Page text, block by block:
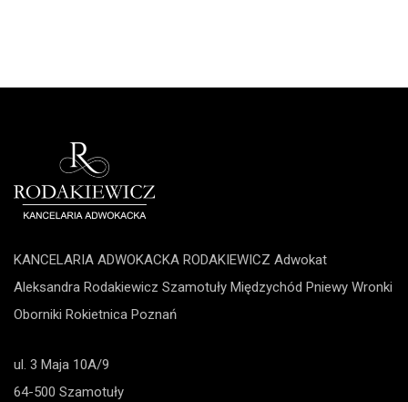
KANCELARIA ADWOKACKA RODAKIEWICZ Adwokat
Aleksandra Rodakiewicz Szamotuły Międzychód Pniewy Wronki
Oborniki Rokietnica Poznań
ul. 3 Maja 10A/9
64-500 Szamotuły